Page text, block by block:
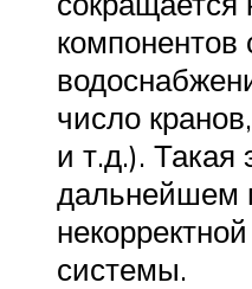
компонентов
число
и т.д.). Такая
дальнейшем
системы.